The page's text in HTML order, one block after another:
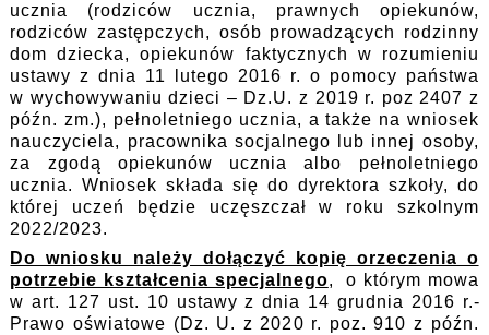
ucznia (rodziców ucznia, prawnych opiekunów,
rodziców zastępczych, osób prowadzących rodzinny
dom dziecka, opiekunów faktycznych w rozumieniu
ustawy z dnia 11 lutego 2016 r. o pomocy państwa
w wychowywaniu dzieci – Dz.U. z 2019 r. poz 2407 z
późn. zm.), pełnoletniego ucznia, a także na wniosek
nauczyciela, pracownika socjalnego lub innej osoby,
za zgodą opiekunów ucznia albo pełnoletniego
ucznia. Wniosek składa się do dyrektora szkoły, do
której uczeń będzie uczęszczał w roku szkolnym
2022/2023.
Do wniosku należy dołączyć kopię orzeczenia o
potrzebie kształcenia specjalnego, o którym mowa
w art. 127 ust. 10 ustawy z dnia 14 grudnia 2016 r.­
Prawo oświatowe (Dz. U. z 2020 r. poz. 910 z późn.